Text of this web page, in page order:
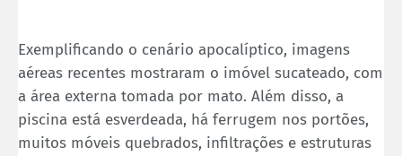
Exemplificando o cenário apocalíptico, imagens
aéreas recentes mostraram o imóvel sucateado, com
a área externa tomada por mato. Além disso, a
piscina está esverdeada, há ferrugem nos portões,
muitos móveis quebrados, infiltrações e estruturas